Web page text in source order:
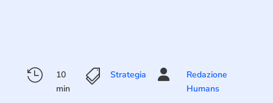

10
min
 Strategia 
Redazione
Humans